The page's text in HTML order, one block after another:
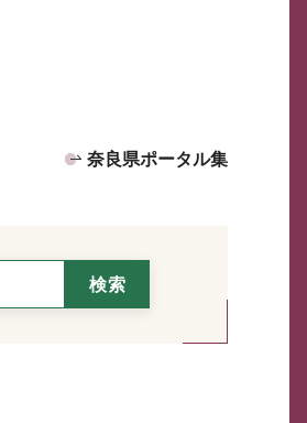
奈良県ポータル集